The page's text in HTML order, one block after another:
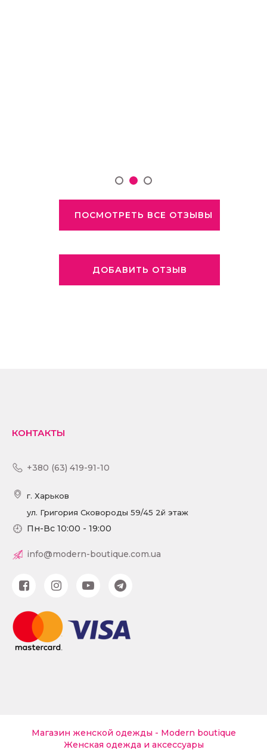
ПОСМОТРЕТЬ ВСЕ ОТЗЫВЫ
ДОБАВИТЬ ОТЗЫВ
КОНТАКТЫ
+380 (63) 419-91-10
г. Харьков
ул. Григория Сковороды 59/45 2й этаж
Пн-Вс 10:00 - 19:00
info@modern-boutique.com.ua
Магазин женской одежды - Modern boutique
Женская одежда и аксессуары